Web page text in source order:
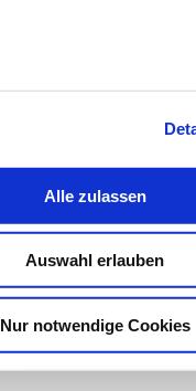
Alle zulassen
Auswahl erlauben
Nur notwendige Cookies